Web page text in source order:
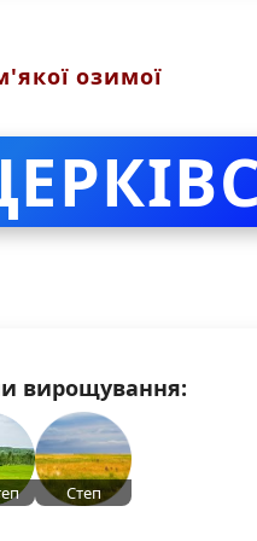
озимої
вирощування:
Степ